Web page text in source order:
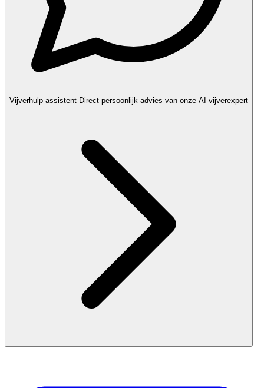
Vijverhulp assistent Direct persoonlijk advies van onze AI-vijverexpert